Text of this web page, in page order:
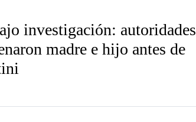
investigación: autoridades
madre e hijo antes de